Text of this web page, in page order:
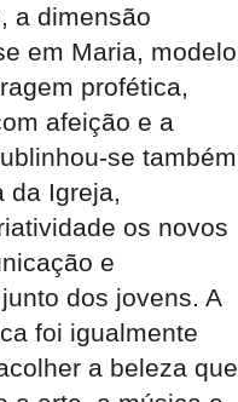
a dimensão
em Maria, modelo
profética,
afeição e a
se também
da Igreja,
os novos
e
dos jovens. A
foi igualmente
a beleza que